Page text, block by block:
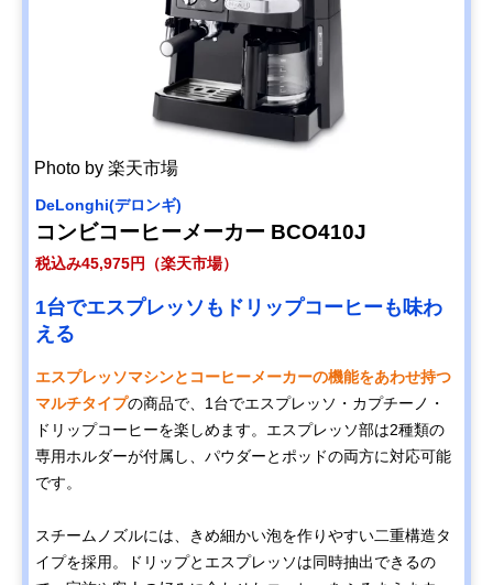
Photo by 楽天市場
DeLonghi(デロンギ)
コンビコーヒーメーカー BCO410J
税込み45,975円（楽天市場）
1台でエスプレッソもドリップコーヒーも味わ
える
エスプレッソマシンとコーヒーメーカーの機能をあわせ持つ
マルチタイプの商品で、1台でエスプレッソ・カプチーノ・
ドリップコーヒーを楽しめます。エスプレッソ部は2種類の
専用ホルダーが付属し、パウダーとポッドの両方に対応可能
です。
スチームノズルには、きめ細かい泡を作りやすい二重構造タ
イプを採用。ドリップとエスプレッソは同時抽出できるの